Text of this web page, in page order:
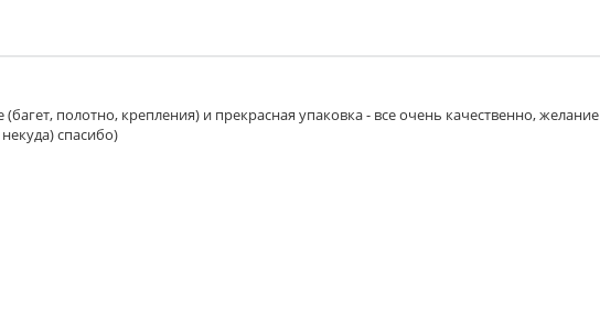
полотно, крепления) и прекрасная упаковка - все очень качественно, желание
спасибо)